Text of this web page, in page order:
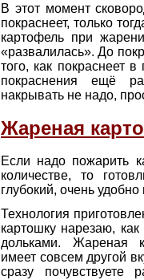
В этот момент
покраснеет, только
картофель при
«развалилась». До
того, как покраснеет
покраснения ещё
накрывать не надо,
Жареная
Если надо пожарить
количестве, то
глубокий, очень
Технология
картошку нарезаю,
дольками. Жареная
имеет совсем другой
сразу почувствуете